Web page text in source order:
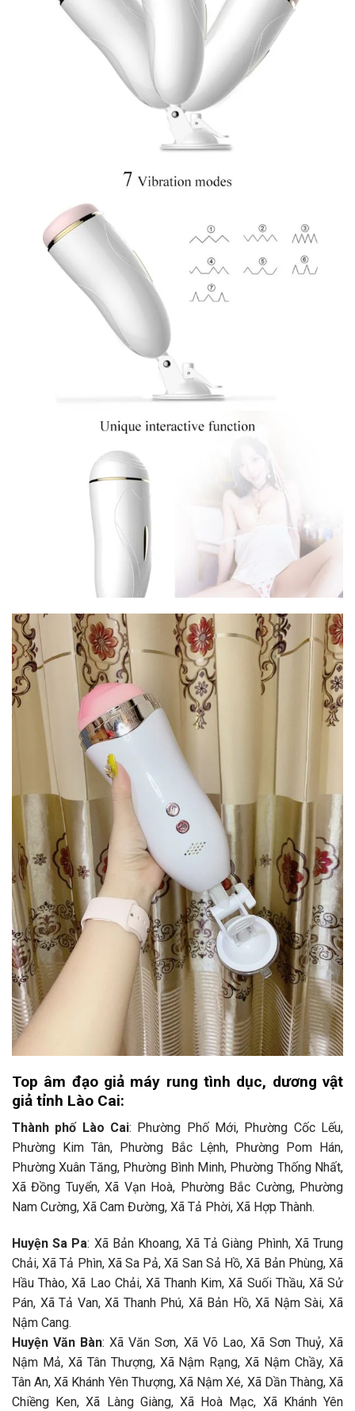
Top âm đạo giả máy rung tình dục, dương vật
giả tỉnh Lào Cai:
Thành phố Lào Cai: Phường Phố Mới, Phường Cốc Lếu,
Phường Kim Tân, Phường Bắc Lệnh, Phường Pom Hán,
Phường Xuân Tăng, Phường Bình Minh, Phường Thống Nhất,
Xã Đồng Tuyển, Xã Vạn Hoà, Phường Bắc Cường, Phường
Nam Cường, Xã Cam Đường, Xã Tả Phời, Xã Hợp Thành.
Huyện Sa Pa: Xã Bản Khoang, Xã Tả Giàng Phình, Xã Trung
Chải, Xã Tả Phìn, Xã Sa Pả, Xã San Sả Hồ, Xã Bản Phùng, Xã
Hầu Thào, Xã Lao Chải, Xã Thanh Kim, Xã Suối Thầu, Xã Sử
Pán, Xã Tả Van, Xã Thanh Phú, Xã Bản Hồ, Xã Nậm Sài, Xã
Nậm Cang.
Huyện Văn Bàn: Xã Văn Sơn, Xã Võ Lao, Xã Sơn Thuỷ, Xã
Nậm Mả, Xã Tân Thượng, Xã Nậm Rạng, Xã Nậm Chầy, Xã
Tân An, Xã Khánh Yên Thượng, Xã Nậm Xé, Xã Dần Thàng, Xã
Chiềng Ken, Xã Làng Giàng, Xã Hoà Mạc, Xã Khánh Yên